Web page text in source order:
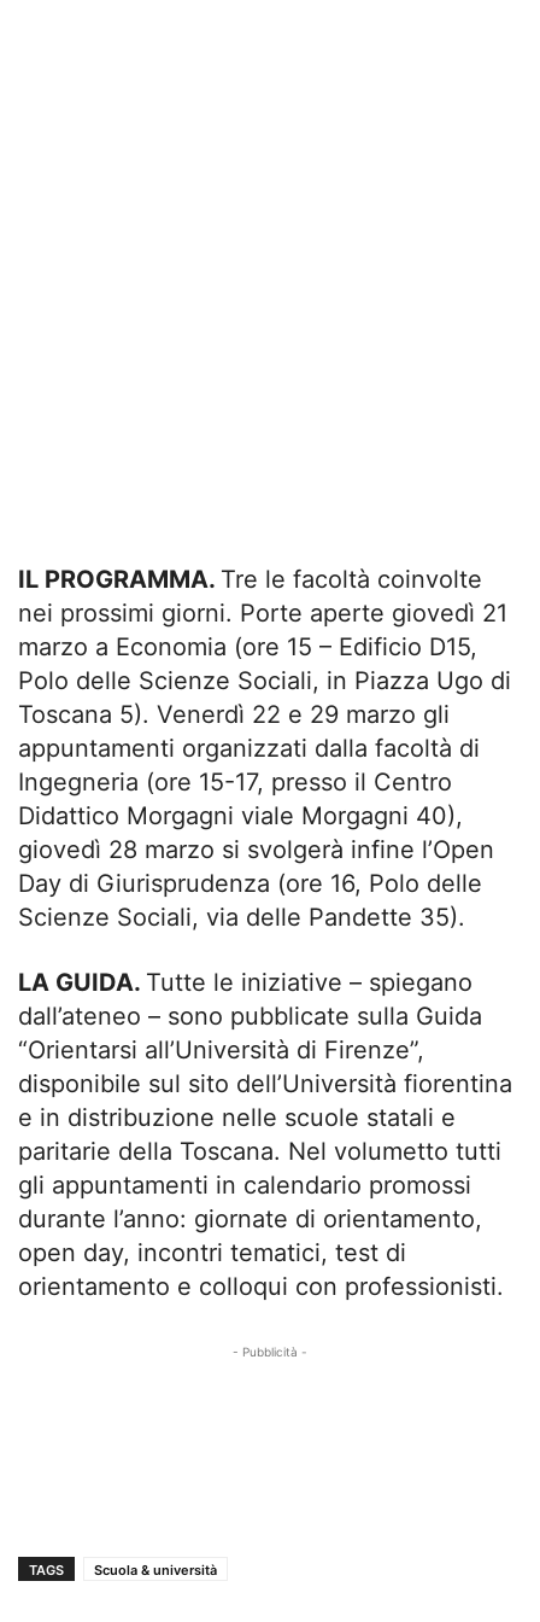
IL PROGRAMMA. Tre le facoltà coinvolte
nei prossimi giorni. Porte aperte giovedì 21
marzo a Economia (ore 15 – Edificio D15,
Polo delle Scienze Sociali, in Piazza Ugo di
Toscana 5). Venerdì 22 e 29 marzo gli
appuntamenti organizzati dalla facoltà di
Ingegneria (ore 15-17, presso il Centro
Didattico Morgagni viale Morgagni 40),
giovedì 28 marzo si svolgerà infine l’Open
Day di Giurisprudenza (ore 16, Polo delle
Scienze Sociali, via delle Pandette 35).
LA GUIDA. Tutte le iniziative – spiegano
dall’ateneo – sono pubblicate sulla Guida
“Orientarsi all’Università di Firenze”,
disponibile sul sito dell’Università fiorentina
e in distribuzione nelle scuole statali e
paritarie della Toscana. Nel volumetto tutti
gli appuntamenti in calendario promossi
durante l’anno: giornate di orientamento,
open day, incontri tematici, test di
orientamento e colloqui con professionisti.
- Pubblicità -
TAGS Scuola & università